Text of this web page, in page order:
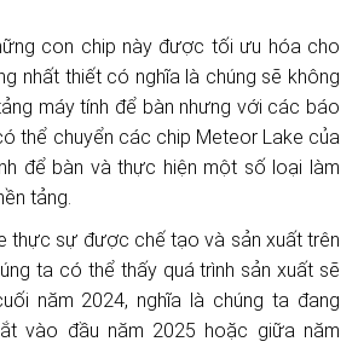
con chip này được tối ưu hóa cho
nhất thiết có nghĩa là chúng sẽ không
máy tính để bàn nhưng với các báo
thể chuyển các chip Meteor Lake của
để bàn và thực hiện một số loại làm
tảng.
thực sự được chế tạo và sản xuất trên
ta có thể thấy quá trình sản xuất sẽ
năm 2024, nghĩa là chúng ta đang
vào đầu năm 2025 hoặc giữa năm